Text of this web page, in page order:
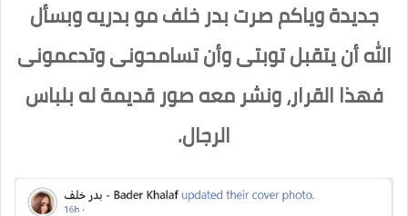
جديدة وياكم صرت بدر خلف مو بدريه وبسأل
الله أن يتقبل توبتى وأن تسامحونى وتدعمونى
فهذا القرار، ونشر معه صور قديمة له بلباس
الرجال.